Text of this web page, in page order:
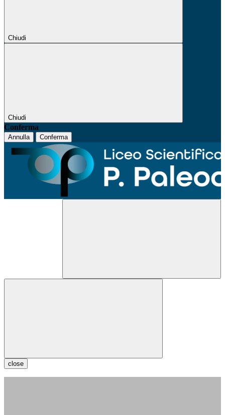
Chiudi
Chiudi
Conferma
Annulla Conferma
close